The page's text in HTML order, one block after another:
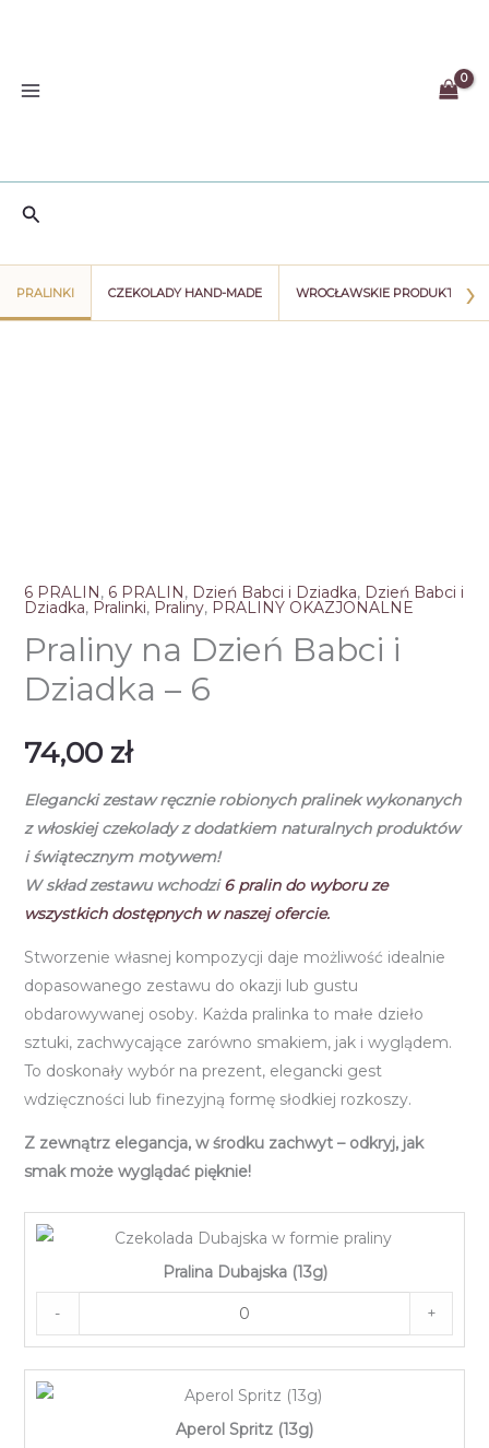
Szukaj
PRALINKI CZEKOLADY HAND-MADE WROCŁAWSKIE PRODUKTY ›
6 PRALIN, 6 PRALIN, Dzień Babci i Dziadka, Dzień Babci i
Dziadka, Pralinki, Praliny, PRALINY OKAZJONALNE
Praliny na Dzień Babci i
Dziadka – 6
74,00 zł
Elegancki zestaw ręcznie robionych pralinekwykonanych
z włoskiej czekoladyz dodatkiem naturalnych produktów
i świątecznym motywem!
W skład zestawu wchodzi6pralin do wyboru ze
wszystkich dostępnych w naszej ofercie.
Stworzenie własnej kompozycji daje możliwość idealnie
dopasowanego zestawu do okazji lub gustu
obdarowywanej osoby. Każda pralinka to małe dzieło
sztuki, zachwycające zarówno smakiem, jak i wyglądem.
To doskonały wybór na prezent, elegancki gest
wdzięczności lub finezyjną formę słodkiej rozkoszy.
Z zewnątrz elegancja, w środku zachwyt – odkryj, jak
smak może wyglądać pięknie!
Pralina Dubajska (13g)
- +
Aperol Spritz (13g)